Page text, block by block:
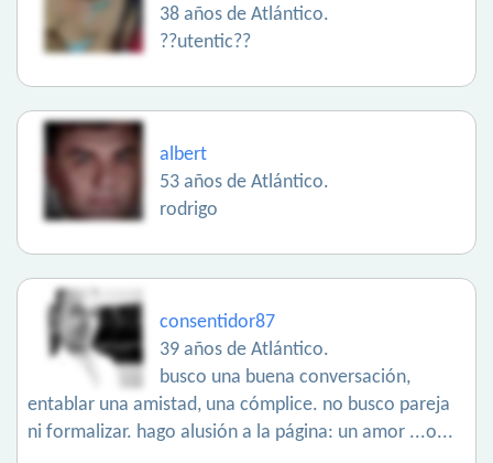
38 años de Atlántico.
??utentic??
albert
53 años de Atlántico.
rodrigo
consentidor87
39 años de Atlántico.
busco una buena conversación,
entablar una amistad, una cómplice. no busco pareja
ni formalizar. hago alusión a la página: un amor ...o...